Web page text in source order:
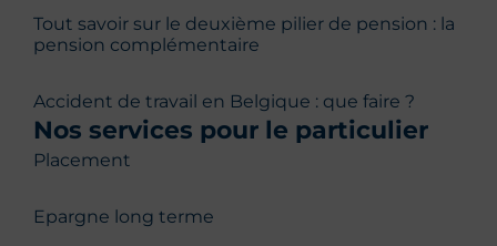
Tout savoir sur le deuxième pilier de pension : la
pension complémentaire
Accident de travail en Belgique : que faire ?
Nos services pour le particulier
Placement
Epargne long terme